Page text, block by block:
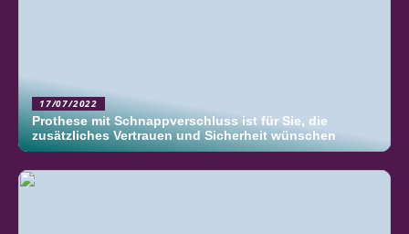
17/07/2022
Prothese mit Schnappverschluss ist für Sie, die
zusätzliches Vertrauen und Sicherheit wünschen